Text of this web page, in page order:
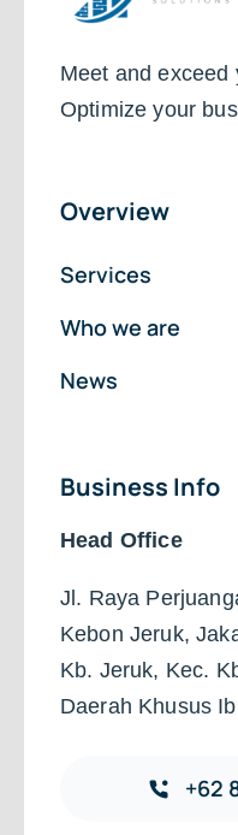
Meet and exceed
Optimize your
Overview
Services
Who we are
News
Business Info
Head Office
Jl. Raya
Kebon Jeruk,
Kb. Jeruk, Kec.
Daerah Khusus
+62